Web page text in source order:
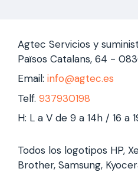
Agtec Servicios y
Països Catalans, 64 -
Email: info@agtec.es
Telf. 937930198
H: L a V de 9 a 14h / 16 a
Todos los logotipos HP,
Brother, Samsung,